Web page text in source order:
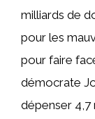
milliards de
pour les
pour faire
démocrate
dépenser 4,7